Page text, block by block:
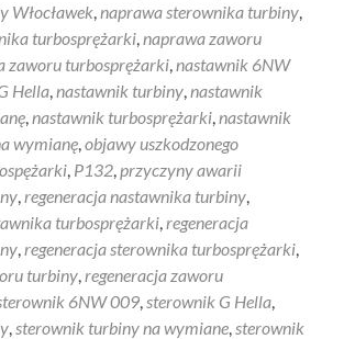
Włocławek,naprawa sterownika turbiny,
turbosprężarki,naprawa zaworu
zaworu turbosprężarki,nastawnik 6NW
Hella,nastawnik turbiny,nastawnik
,nastawnik turbosprężarki,nastawnik
wymianę,objawy uszkodzonego
, P132,przyczyny awarii
,regeneracja nastawnika turbiny,
turbosprężarki,regeneracja
,regeneracja sterownika turbosprężarki,
turbiny,regeneracja zaworu
6NW 009,sterownik G Hella,
,sterownik turbiny na wymiane,sterownik